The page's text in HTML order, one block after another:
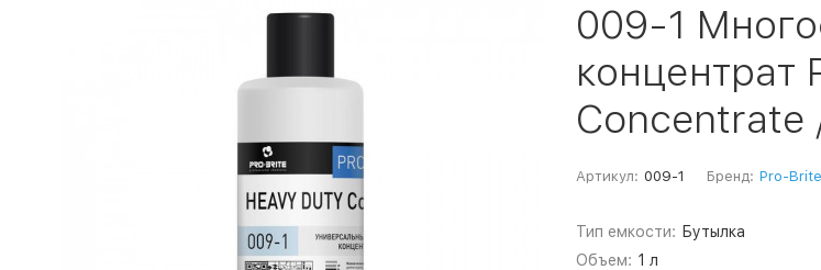
009-1
концентрат
Concentrate
Артикул: 009-1 Бренд: Pro-Brite
Тип емкости: Бутылка
Объем: 1 л